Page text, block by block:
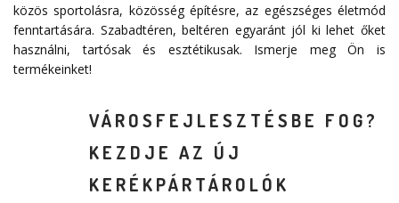
közös sportolásra, közösség építésre, az egészséges életmód
fenntartására. Szabadtéren, beltéren egyaránt jól ki lehet őket
használni, tartósak és esztétikusak. Ismerje meg Ön is
termékeinket!
VÁROSFEJLESZTÉSBE FOG?
KEZDJE AZ ÚJ
KERÉKPÁRTÁROLÓK